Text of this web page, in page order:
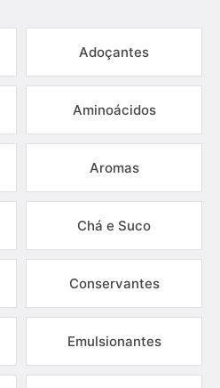
Adoçantes
Aminoácidos
Aromas
Chá e Suco
Conservantes
Emulsionantes